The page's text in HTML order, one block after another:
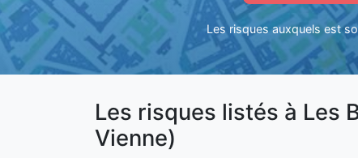
Les risques auxquels est
Les risques listés à Les
Vienne)